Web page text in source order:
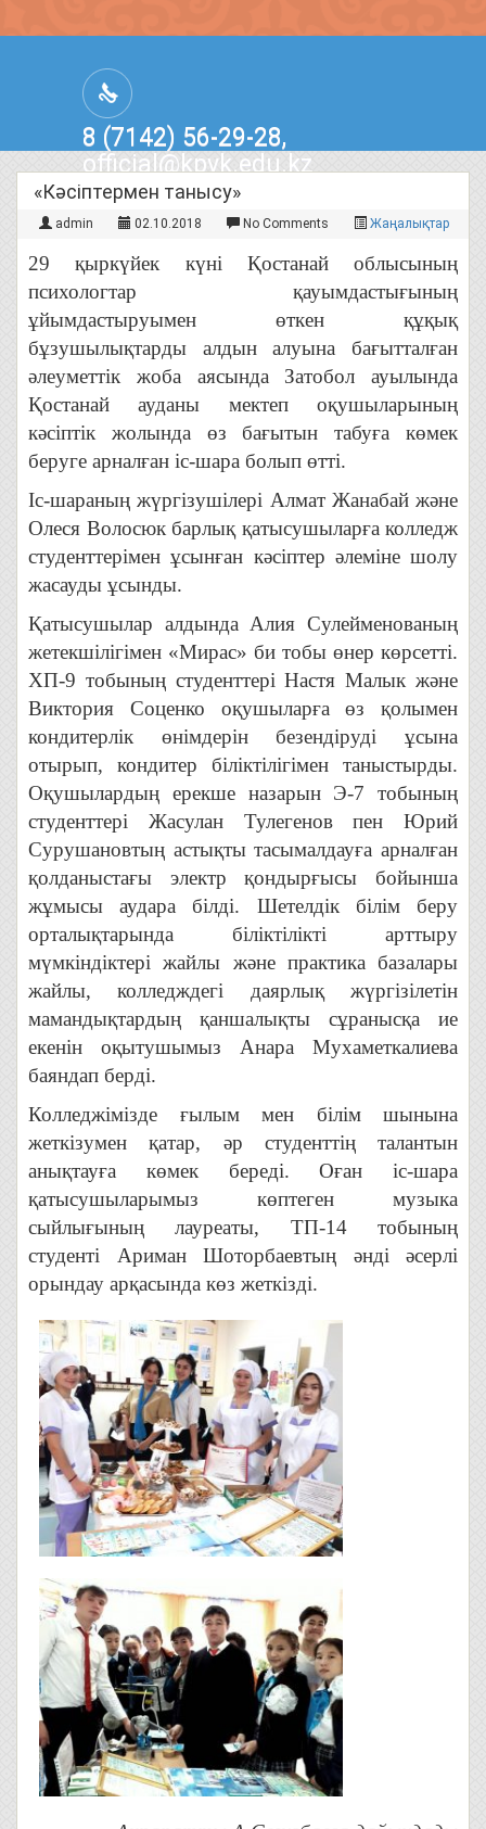
8 (7142) 56-29-28,
official@kpvk.edu.kz
г.Костанай, Проспект Кобыланды
Батыра, 3
«Кәсіптермен танысу»
admin 02.10.2018 No Comments Жаңалықтар
29 қыркүйек күні Қостанай облысының
психологтар қауымдастығының
ұйымдастыруымен өткен құқық
бұзушылықтарды алдын алуына бағытталған
әлеуметтік жоба аясында Затобол ауылында
Қостанай ауданы мектеп оқушыларының
кәсіптік жолында өз бағытын табуға көмек
беруге арналған іс-шара болып өтті.
Іс-шараның жүргізушілері Алмат Жанабай және
Олеся Волосюк барлық қатысушыларға колледж
студенттерімен ұсынған кәсіптер әлеміне шолу
жасауды ұсынды.
Қатысушылар алдында Алия Сулейменованың
жетекшілігімен «Мирас» би тобы өнер көрсетті.
ХП-9 тобының студенттері Настя Малык және
Виктория Соценко оқушыларға өз қолымен
кондитерлік өнімдерін безендіруді ұсына
отырып, кондитер біліктілігімен таныстырды.
Оқушылардың ерекше назарын Э-7 тобының
студенттері Жасулан Тулегенов пен Юрий
Сурушановтың астықты тасымалдауға арналған
қолданыстағы электр қондырғысы бойынша
жұмысы аудара білді. Шетелдік білім беру
орталықтарында біліктілікті арттыру
мүмкіндіктері жайлы және практика базалары
жайлы, колледждегі даярлық жүргізілетін
мамандықтардың қаншалықты сұранысқа ие
екенін оқытушымыз Анара Мухаметкалиева
баяндап берді.
Колледжімізде ғылым мен білім шынына
жеткізумен қатар, әр студенттің талантын
анықтауға көмек береді. Оған іс-шара
қатысушыларымыз көптеген музыка
сыйлығының лауреаты, ТП-14 тобының
студенті Ариман Шоторбаевтың әнді әсерлі
орындау арқасында көз жеткізді.